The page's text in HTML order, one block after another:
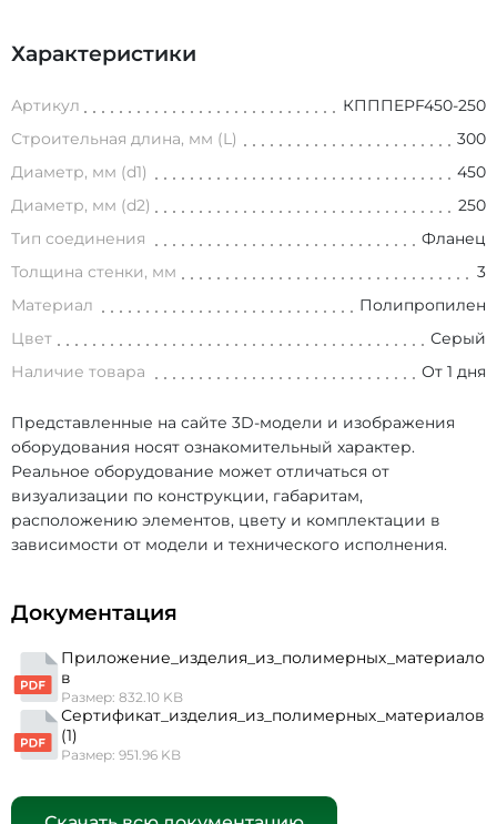
Характеристики
Артикул
КПППEPF450-250
Строительная длина, мм (L)
300
Диаметр, мм (d1)
450
Диаметр, мм (d2)
250
Тип соединения
Фланец
Толщина стенки, мм
3
Материал
Полипропилен
Цвет
Серый
Наличие товара
От 1 дня
Представленные на сайте 3D-модели и изображения
оборудования носят ознакомительный характер.
Реальное оборудование может отличаться от
визуализации по конструкции, габаритам,
расположению элементов, цвету и комплектации в
зависимости от модели и технического исполнения.
Документация
Приложение_изделия_из_полимерных_материало
в
Размер: 832.10 KB
Сертификат_изделия_из_полимерных_материалов
(1)
Размер: 951.96 KB